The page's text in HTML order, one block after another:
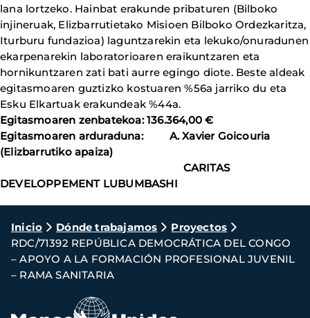
lana lortzeko. Hainbat erakunde pribaturen (Bilboko
injineruak, Elizbarrutietako Misioen Bilboko Ordezkaritza,
Iturburu fundazioa) laguntzarekin eta lekuko/onuradunen
ekarpenarekin laboratorioaren eraikuntzaren eta
hornikuntzaren zati bati aurre egingo diote. Beste aldeak
egitasmoaren guztizko kostuaren %56a jarriko du eta
Esku Elkartuak erakundeak %44a.
Egitasmoaren zenbatekoa: 136.364,00 €
Egitasmoaren arduraduna: A. Xavier Goicouria
(Elizbarrutiko apaiza)
CARITAS
DEVELOPPEMENT LUBUMBASHI
Ruta
de
navegación
Inicio Dónde trabajamos
Proyectos
RDC/71392 REPÚBLICA DEMOCRÁTICA DEL CONGO
– APOYO A LA FORMACIÓN PROFESIONAL JUVENIL
– RAMA SANITARIA